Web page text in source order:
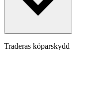
Traderas köparskydd